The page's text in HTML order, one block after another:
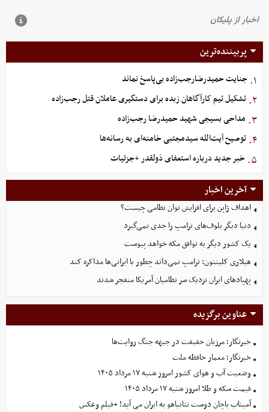
پربیننده‌ترین
۱. جنایت حمیدرضارجب‌زاده بی‌پاسخ نماند
۲. تشکیل تیم کارآگاهان زبده برای دستگیری عاملان قتل رجب‌زاده
۳. مداحی بسیجی شهید حمیدرضا رجب‌زاده
۴. توصیح آیت‌الله سیدمجتبی خامنه‌ای به رسانه‌ها
۵. خبر جدید درباره استعفای ذولقدر +جزئیات
آخرین اخبار
اهداف ژاپن برای افزایش توان نظامی چیست؟
دنیا دیگر بلوف‌های ترامپ را جدی نمی‌گیرد
یک کشور دیگر به توافق مکه خواهد پیوست
هیلاری کلینتون: ترامپ نمی‌داند چطور با ایرانی‌ها مذاکره کند
پهپادهای ایران نزدیک سر نظامیان آمریکا منفجر شدند
عناوین برگزیده
خبرنگار؛ مرزبان حقیقت در جبهه جنگ روایت‌ها
خبرنگار؛ معمار حافظه ملت
وضعیت آب و هوای کشور امروز شنبه ۱۷ مرداد ۱۴۰۵
قیمت سکه و طلا امروز شنبه ۱۷ مرداد ۱۴۰۵
آمیتاب باچان دوست نتانیاهو به ایران می آید! +فیلم وعکس